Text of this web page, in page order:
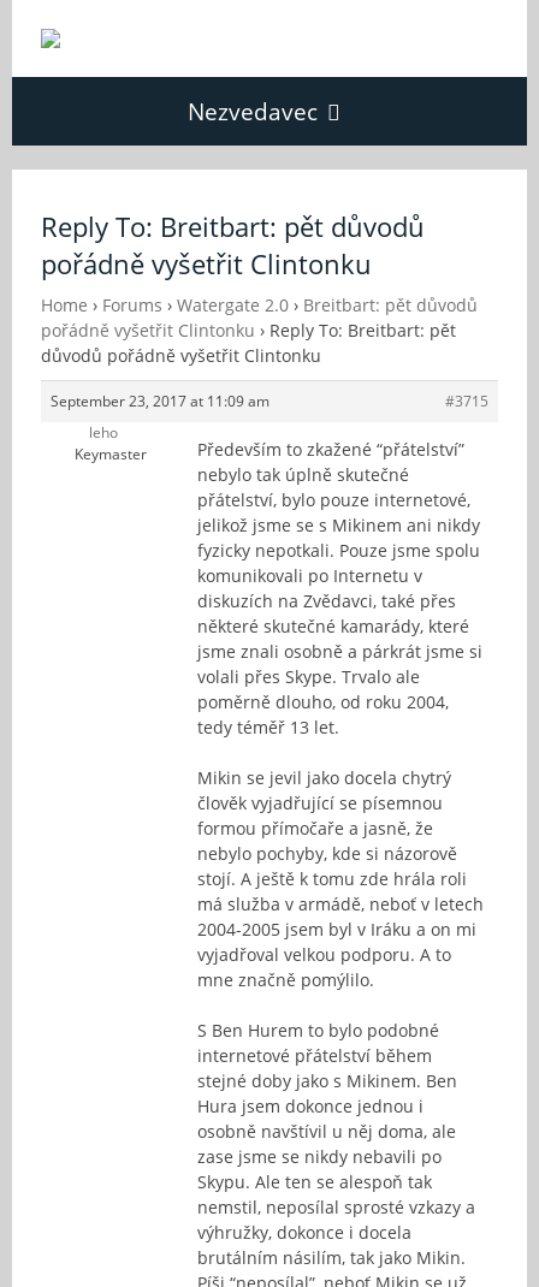
Nezvedavec
Fórum
O Nezvědavci
Reply To: Breitbart: pět důvodů
pořádně vyšetřit Clintonku
Home › Forums › Watergate 2.0 › Breitbart: pět důvodů
pořádně vyšetřit Clintonku › Reply To: Breitbart: pět
důvodů pořádně vyšetřit Clintonku
September 23, 2017 at 11:09 am
#3715
leho
Keymaster
Především to zkažené “přátelství”
nebylo tak úplně skutečné
přátelství, bylo pouze internetové,
jelikož jsme se s Mikinem ani nikdy
fyzicky nepotkali. Pouze jsme spolu
komunikovali po Internetu v
diskuzích na Zvědavci, také přes
některé skutečné kamarády, které
jsme znali osobně a párkrát jsme si
volali přes Skype. Trvalo ale
poměrně dlouho, od roku 2004,
tedy téměř 13 let.
Mikin se jevil jako docela chytrý
člověk vyjadřující se písemnou
formou přímočaře a jasně, že
nebylo pochyby, kde si názorově
stojí. A ještě k tomu zde hrála roli
má služba v armádě, neboť v letech
2004-2005 jsem byl v Iráku a on mi
vyjadřoval velkou podporu. A to
mne značně pomýlilo.
S Ben Hurem to bylo podobné
internetové přátelství během
stejné doby jako s Mikinem. Ben
Hura jsem dokonce jednou i
osobně navštívil u něj doma, ale
zase jsme se nikdy nebavili po
Skypu. Ale ten se alespoň tak
nemstil, neposílal sprosté vzkazy a
výhružky, dokonce i docela
brutálním násilím, tak jako Mikin.